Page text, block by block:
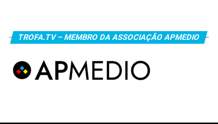
TROFA.TV – MEMBRO DA ASSOCIAÇÃO APMEDIO